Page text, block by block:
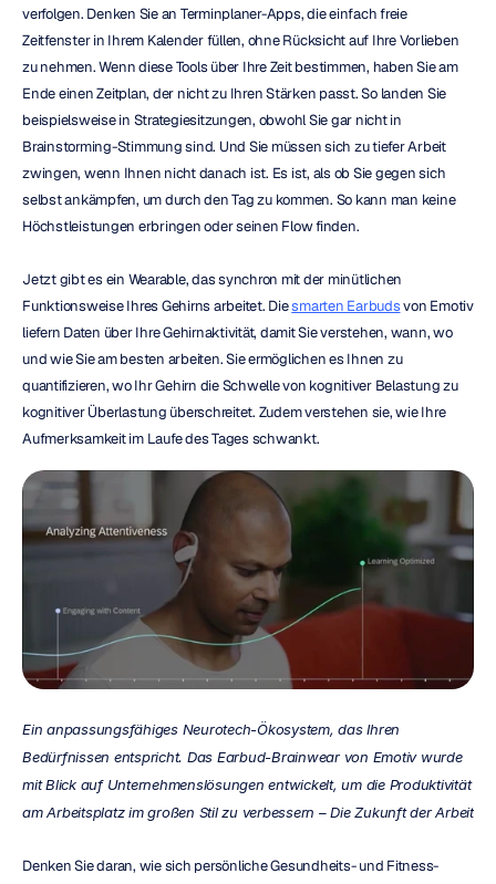
verfolgen. Denken Sie an Terminplaner-Apps, die einfach freie
Zeitfenster in Ihrem Kalender füllen, ohne Rücksicht auf Ihre Vorlieben
zu nehmen. Wenn diese Tools über Ihre Zeit bestimmen, haben Sie am
Ende einen Zeitplan, der nicht zu Ihren Stärken passt. So landen Sie
beispielsweise in Strategiesitzungen, obwohl Sie gar nicht in
Brainstorming-Stimmung sind. Und Sie müssen sich zu tiefer Arbeit
zwingen, wenn Ihnen nicht danach ist. Es ist, als ob Sie gegen sich
selbst ankämpfen, um durch den Tag zu kommen. So kann man keine
Höchstleistungen erbringen oder seinen Flow finden.
Jetzt gibt es ein Wearable, das synchron mit der minütlichen
Funktionsweise Ihres Gehirns arbeitet. Die smarten Earbuds von Emotiv
liefern Daten über Ihre Gehirnaktivität, damit Sie verstehen, wann, wo
und wie Sie am besten arbeiten. Sie ermöglichen es Ihnen zu
quantifizieren, wo Ihr Gehirn die Schwelle von kognitiver Belastung zu
kognitiver Überlastung überschreitet. Zudem verstehen sie, wie Ihre
Aufmerksamkeit im Laufe des Tages schwankt.
Ein anpassungsfähiges Neurotech-Ökosystem, das Ihren
Bedürfnissen entspricht. Das Earbud-Brainwear von Emotiv wurde
mit Blick auf Unternehmenslösungen entwickelt, um die Produktivität
am Arbeitsplatz im großen Stil zu verbessern – Die Zukunft der Arbeit
Denken Sie daran, wie sich persönliche Gesundheits- und Fitness-